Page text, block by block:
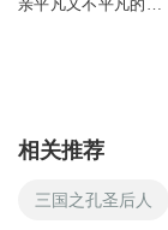
亲平凡又不平凡的一
相关推荐
三国之孔圣后人